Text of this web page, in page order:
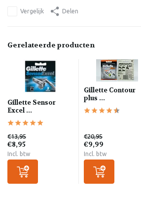
Vergelijk Delen
Gerelateerde producten
Gillette Sensor
Excel ...
€13,95
€8,95
Incl. btw
Gillette Contour
plus ...
€20,95
€9,99
Incl. btw